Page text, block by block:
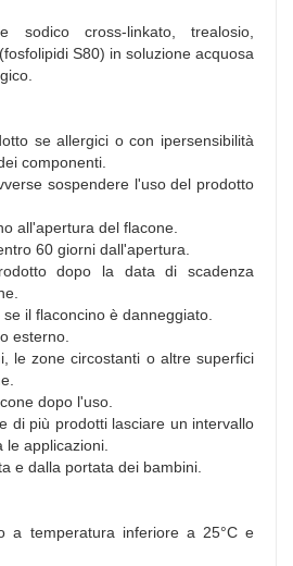
sodico cross-linkato, trealosio,
S80) in soluzione acquosa
se allergici o con ipersensibilità
componenti.
sospendere l'uso del prodotto
all'apertura del flacone.
60 giorni dall'apertura.
dopo la data di scadenza
il flaconcino è danneggiato.
esterno.
le zone circostanti o altre superfici
dopo l'uso.
di più prodotti lasciare un intervallo
applicazioni.
e dalla portata dei bambini.
a temperatura inferiore a 25°C e